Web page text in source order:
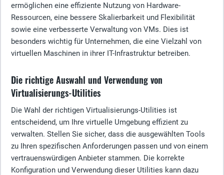
ermöglichen eine effiziente Nutzung von Hardware-
Ressourcen, eine bessere Skalierbarkeit und Flexibilität
sowie eine verbesserte Verwaltung von VMs. Dies ist
besonders wichtig für Unternehmen, die eine Vielzahl von
virtuellen Maschinen in ihrer IT-Infrastruktur betreiben.
Die richtige Auswahl und Verwendung von
Virtualisierungs-Utilities
Die Wahl der richtigen Virtualisierungs-Utilities ist
entscheidend, um Ihre virtuelle Umgebung effizient zu
verwalten. Stellen Sie sicher, dass die ausgewählten Tools
zu Ihren spezifischen Anforderungen passen und von einem
vertrauenswürdigen Anbieter stammen. Die korrekte
Konfiguration und Verwendung dieser Utilities kann dazu